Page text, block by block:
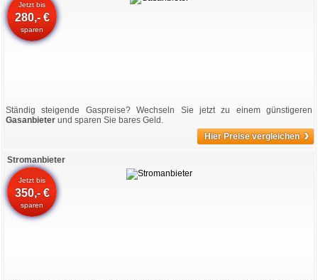
Jetzt bis
280,- €
sparen
Ständig steigende Gaspreise? Wechseln Sie jetzt zu einem günstigeren
Gasanbieter und sparen Sie bares Geld.
Hier Preise vergleichen ›
Stromanbieter
Jetzt bis
350,- €
sparen